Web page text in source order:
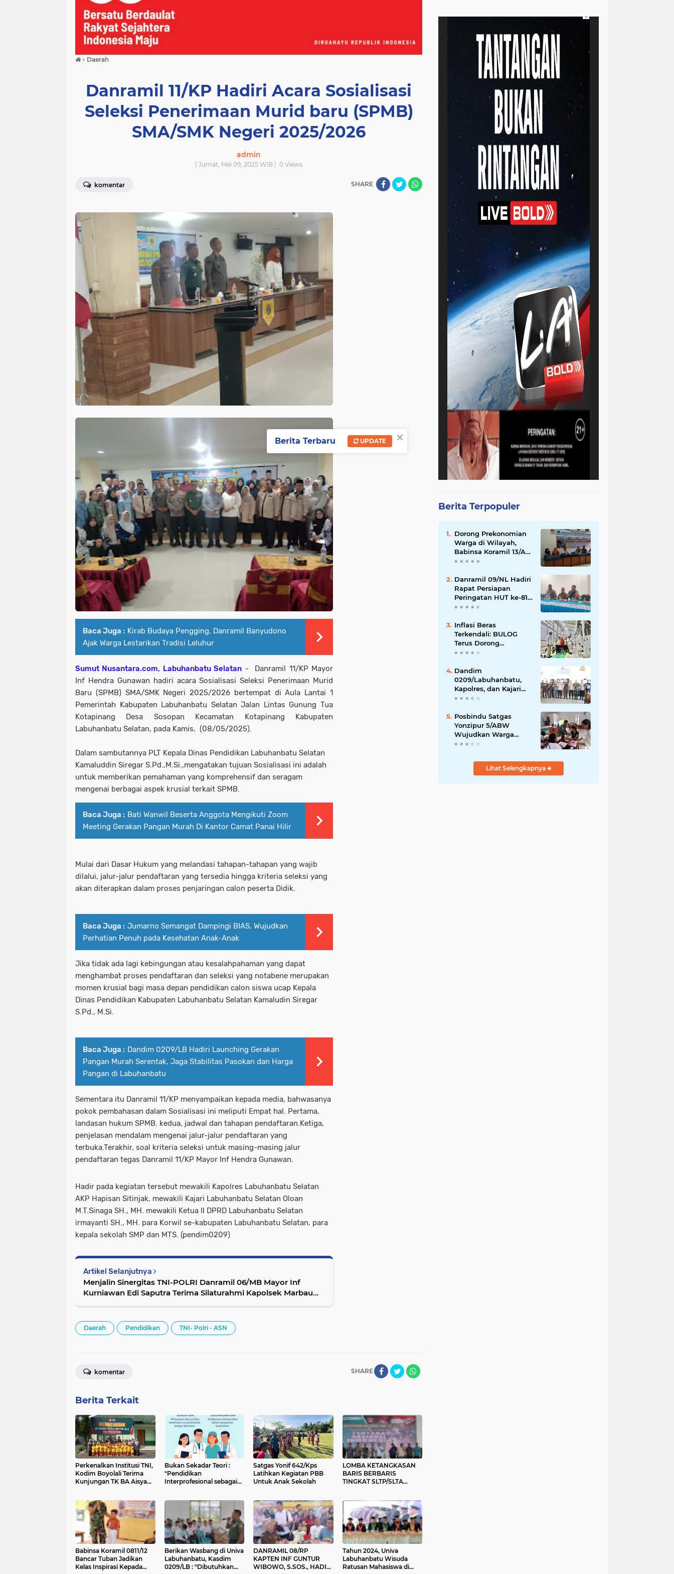
› Daerah
Danramil 11/KP Hadiri Acara Sosialisasi
Seleksi Penerimaan Murid baru (SPMB)
SMA/SMK Negeri 2025/2026
admin
| Jumat, Mei 09, 2025 WIB | 0 Views
komentar SHARE
Baca Juga : Kirab Budaya Pengging, Danramil Banyudono
Ajak Warga Lestarikan Tradisi Leluhur
Sumut Nusantara.com, Labuhanbatu Selatan - Danramil 11/KP Mayor
Inf Hendra Gunawan hadiri acara Sosialisasi Seleksi Penerimaan Murid
Baru (SPMB) SMA/SMK Negeri 2025/2026 bertempat di Aula Lantai 1
Pemerintah Kabupaten Labuhanbatu Selatan Jalan Lintas Gunung Tua
Kotapinang Desa Sosopan Kecamatan Kotapinang Kabupaten
Labuhanbatu Selatan, pada Kamis, (08/05/2025).
Dalam sambutannya PLT Kepala Dinas Pendidikan Labuhanbatu Selatan
Kamaluddin Siregar S.Pd.,M.Si.,mengatakan tujuan Sosialisasi ini adalah
untuk memberikan pemahaman yang komprehensif dan seragam
mengenai berbagai aspek krusial terkait SPMB.
Baca Juga : Bati Wanwil Beserta Anggota Mengikuti Zoom
Meeting Gerakan Pangan Murah Di Kantor Camat Panai Hilir
Mulai dari Dasar Hukum yang melandasi tahapan-tahapan yang wajib
dilalui, jalur-jalur pendaftaran yang tersedia hingga kriteria seleksi yang
akan diterapkan dalam proses penjaringan calon peserta Didik.
Baca Juga : Jumarno Semangat Dampingi BIAS, Wujudkan
Perhatian Penuh pada Kesehatan Anak-Anak
Jika tidak ada lagi kebingungan atau kesalahpahaman yang dapat
menghambat proses pendaftaran dan seleksi yang notabene merupakan
momen krusial bagi masa depan pendidikan calon siswa ucap Kepala
Dinas Pendidikan Kabupaten Labuhanbatu Selatan Kamaludin Siregar
S.Pd., M.Si.
Baca Juga : Dandim 0209/LB Hadiri Launching Gerakan
Pangan Murah Serentak, Jaga Stabilitas Pasokan dan Harga
Pangan di Labuhanbatu
Sementara itu Danramil 11/KP menyampaikan kepada media, bahwasanya
pokok pembahasan dalam Sosialisasi ini meliputi Empat hal. Pertama,
landasan hukum SPMB. kedua, jadwal dan tahapan pendaftaran.Ketiga,
penjelasan mendalam mengenai jalur-jalur pendaftaran yang
terbuka.Terakhir, soal kriteria seleksi untuk masing-masing jalur
pendaftaran tegas Danramil 11/KP Mayor Inf Hendra Gunawan.
Hadir pada kegiatan tersebut mewakili Kapolres Labuhanbatu Selatan
AKP Hapisan Sitinjak, mewakili Kajari Labuhanbatu Selatan Oloan
M.T.Sinaga SH., MH. mewakili Ketua II DPRD Labuhanbatu Selatan
irmayanti SH., MH. para Korwil se-kabupaten Labuhanbatu Selatan, para
kepala sekolah SMP dan MTS. (pendim0209)
Artikel Selanjutnya
Menjalin Sinergitas TNI-POLRI Danramil 06/MB Mayor Inf
Kurniawan Edi Saputra Terima Silaturahmi Kapolsek Marbau
Daerah Pendidikan TNI- Polri - ASN
SHARE
komentar
Berita Terkait
Perkenalkan Institusi TNI,
Kodim Boyolali Terima
Kunjungan TK BA Aisyah
Bukan Sekadar Teori :
"Pendidikan
Interprofesional sebagai
Satgas Yonif 642/Kps
Latihkan Kegiatan PBB
Untuk Anak Sekolah
LOMBA KETANGKASAN
BARIS BERBARIS
TINGKAT SLTP/SLTA
DALAM RANGKA HUT TNI
KE-79
Babinsa Koramil 0811/12
Bancar Tuban Jadikan
Kelas Inspirasi Kepada
Berikan Wasbang di Univa
Labuhanbatu, Kasdim
0209/LB : "Dibutuhkan
DANRAMIL 08/RP
KAPTEN INF GUNTUR
WIBOWO, S.SOS., HADIRI
Tahun 2024, Univa
Labuhanbatu Wisuda
Ratusan Mahasiswa di
Berita Terpopuler
Dorong Prekonomian
Warga di Wilayah,
Babinsa Koramil 13/AN
Gandeng Kaum Ibu
Menjahit
Danramil 09/NL Hadiri
Rapat Persiapan
Peringatan HUT ke-81
Kemerdekaan
Inflasi Beras
Terkendali: BULOG
Terus Dorong
Perluasan Jaringan
Turun di Ratusan
Daerah
Dandim
0209/Labuhanbatu,
Kapolres, dan Kajari
Pererat Sinergitas
Bersama
Posbindu Satgas
Yonzipur 5/ABW
Wujudkan Warga
Sehat Hidup Bahagia
Lihat Selengkapnya
×
Berita Terbaru UPDATE